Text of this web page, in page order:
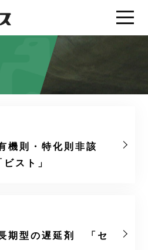
社案内
用情報
機則・特化則非該
スト」
期型の遅延剤 「セ